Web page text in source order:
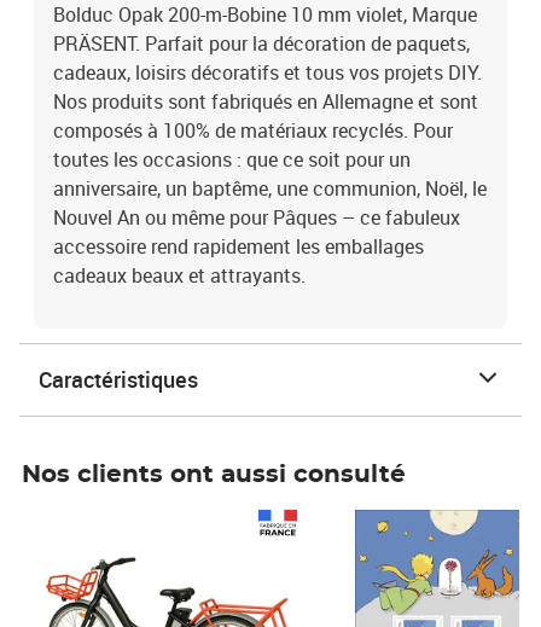
Bolduc Opak 200-m-Bobine 10 mm violet, Marque
PRÄSENT. Parfait pour la décoration de paquets,
cadeaux, loisirs décoratifs et tous vos projets DIY.
Nos produits sont fabriqués en Allemagne et sont
composés à 100% de matériaux recyclés. Pour
toutes les occasions : que ce soit pour un
anniversaire, un baptême, une communion, Noël, le
Nouvel An ou même pour Pâques – ce fabuleux
accessoire rend rapidement les emballages
cadeaux beaux et attrayants.
Caractéristiques
Nos clients ont aussi consulté
Prix 7,50€